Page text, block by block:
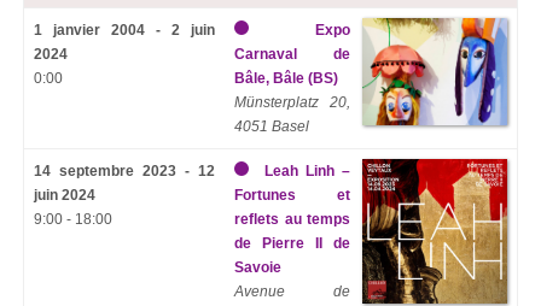
1 janvier 2004 - 2 juin
2024
0:00
Expo
Carnaval de
Bâle, Bâle (BS)
Münsterplatz 20,
4051 Basel
14 septembre 2023 - 12
juin 2024
9:00 - 18:00
Leah Linh –
Fortunes et
reflets au temps
de Pierre II de
Savoie
Avenue de